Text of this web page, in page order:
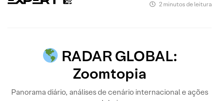
2 minutos de leitura
RADAR GLOBAL:
Zoomtopia
Panorama diário, análises de cenário internacional e ações